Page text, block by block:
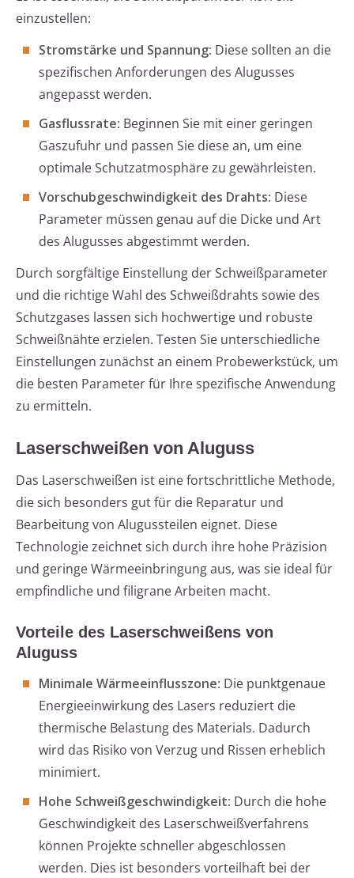
einzustellen:
Stromstärke und Spannung: Diese sollten an die
spezifischen Anforderungen des Alugusses
angepasst werden.
Gasflussrate: Beginnen Sie mit einer geringen
Gaszufuhr und passen Sie diese an, um eine
optimale Schutzatmosphäre zu gewährleisten.
Vorschubgeschwindigkeit des Drahts: Diese
Parameter müssen genau auf die Dicke und Art
des Alugusses abgestimmt werden.
Durch sorgfältige Einstellung der Schweißparameter
und die richtige Wahl des Schweißdrahts sowie des
Schutzgases lassen sich hochwertige und robuste
Schweißnähte erzielen. Testen Sie unterschiedliche
Einstellungen zunächst an einem Probewerkstück, um
die besten Parameter für Ihre spezifische Anwendung
zu ermitteln.
Laserschweißen von Aluguss
Das Laserschweißen ist eine fortschrittliche Methode,
die sich besonders gut für die Reparatur und
Bearbeitung von Alugussteilen eignet. Diese
Technologie zeichnet sich durch ihre hohe Präzision
und geringe Wärmeeinbringung aus, was sie ideal für
empfindliche und filigrane Arbeiten macht.
Vorteile des Laserschweißens von
Aluguss
Minimale Wärmeeinflusszone: Die punktgenaue
Energieeinwirkung des Lasers reduziert die
thermische Belastung des Materials. Dadurch
wird das Risiko von Verzug und Rissen erheblich
minimiert.
Hohe Schweißgeschwindigkeit: Durch die hohe
Geschwindigkeit des Laserschweißverfahrens
können Projekte schneller abgeschlossen
werden. Dies ist besonders vorteilhaft bei der